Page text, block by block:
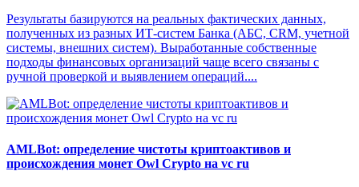
Результаты базируются на реальных фактических данных,
полученных из разных ИТ-систем Банка (АБС, CRM, учетной
системы, внешних систем). Выработанные собственные
подходы финансовых организаций чаще всего связаны с
ручной проверкой и выявлением операций....
AMLBot: определение чистоты криптоактивов и
происхождения монет Owl Crypto на vc ru